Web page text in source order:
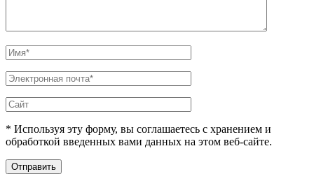
* Используя эту форму, вы соглашаетесь с хранением и
обработкой введенных вами данных на этом веб-сайте.